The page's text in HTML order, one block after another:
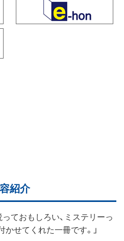
紹介
ておもしろい、ミステリーっ
せてくれた一冊です。」